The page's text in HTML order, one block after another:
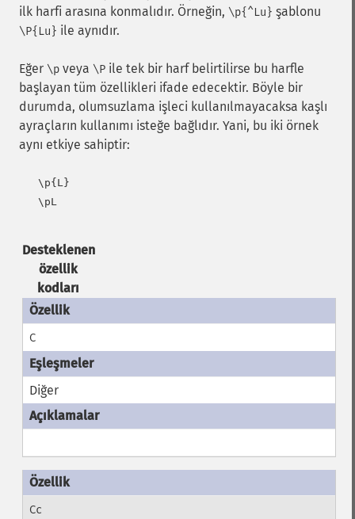
ilk harfi arasına konmalıdır. Örneğin, \p{^Lu} şablonu
\P{Lu} ile aynıdır.
Eğer \p veya \P ile tek bir harf belirtilirse bu harfle
başlayan tüm özellikleri ifade edecektir. Böyle bir
durumda, olumsuzlama işleci kullanılmayacaksa kaşlı
ayraçların kullanımı isteğe bağlıdır. Yani, bu iki örnek
aynı etkiye sahiptir:
Desteklenen
özellik
kodları
C
Diğer
Cc